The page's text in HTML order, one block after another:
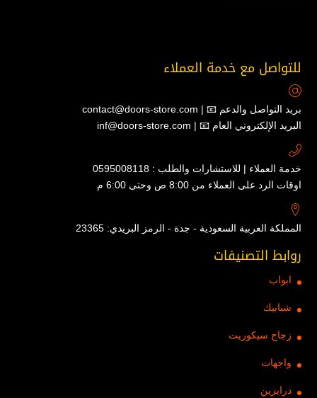
للتواصل مع خدمة العملاء
contact@doors-store.com | 📧 بريد التواصل والدعم
inf@doors-store.com | 📧 البريد الإلكتروني العام
خدمة العملاء | للاستشارات والطلب : 0595008118
اوقات الرد على العملاء من 8:00 ص وحتى 6:00 م
المملكة العربية السعودية - جدة - الرمز البريدي: 23365
روابط التصنيفات
ابواب
شبابيك
زجاج سيكوريت
واجهات
درابزين